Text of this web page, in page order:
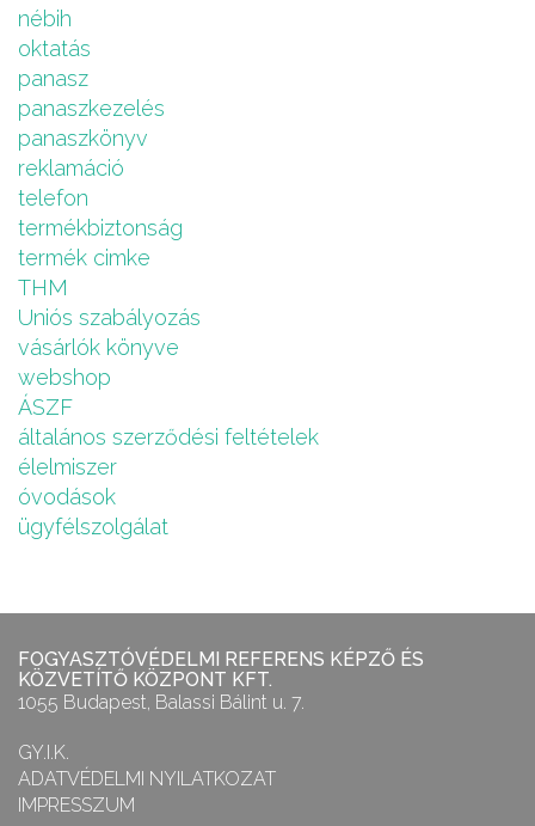
nébih
oktatás
panasz
panaszkezelés
panaszkönyv
reklamáció
telefon
termékbiztonság
termék cimke
THM
Uniós szabályozás
vásárlók könyve
webshop
ÁSZF
általános szerződési feltételek
élelmiszer
óvodások
ügyfélszolgálat
FOGYASZTÓVÉDELMI REFERENS KÉPZŐ ÉS
KÖZVETÍTŐ KÖZPONT KFT.
1055 Budapest, Balassi Bálint u. 7.
GY.I.K.
ADATVÉDELMI NYILATKOZAT
IMPRESSZUM